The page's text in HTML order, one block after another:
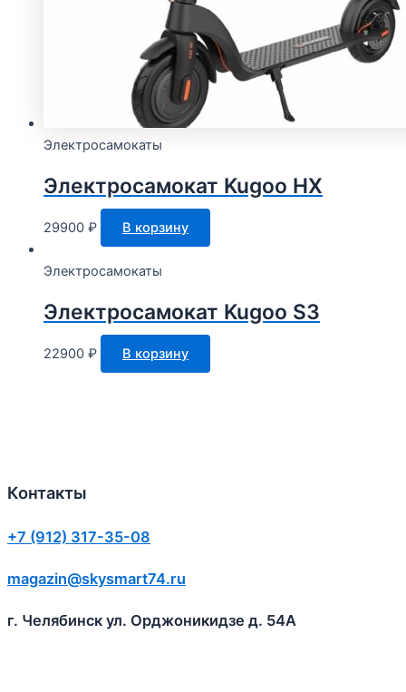
Электросамокаты
Электросамокат Kugoo HX
29900 ₽ В корзину
Электросамокаты
Электросамокат Kugoo S3
22900 ₽ В корзину
Контакты
+7 (912) 317-35-08
magazin@skysmart74.ru
г. Челябинск ул. Орджоникидзе д. 54А